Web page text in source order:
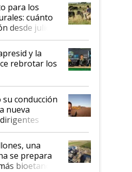
para los
cuánto
desde julio
y la
rebrotar los
conducción
nueva
una
se prepara
bioetanol